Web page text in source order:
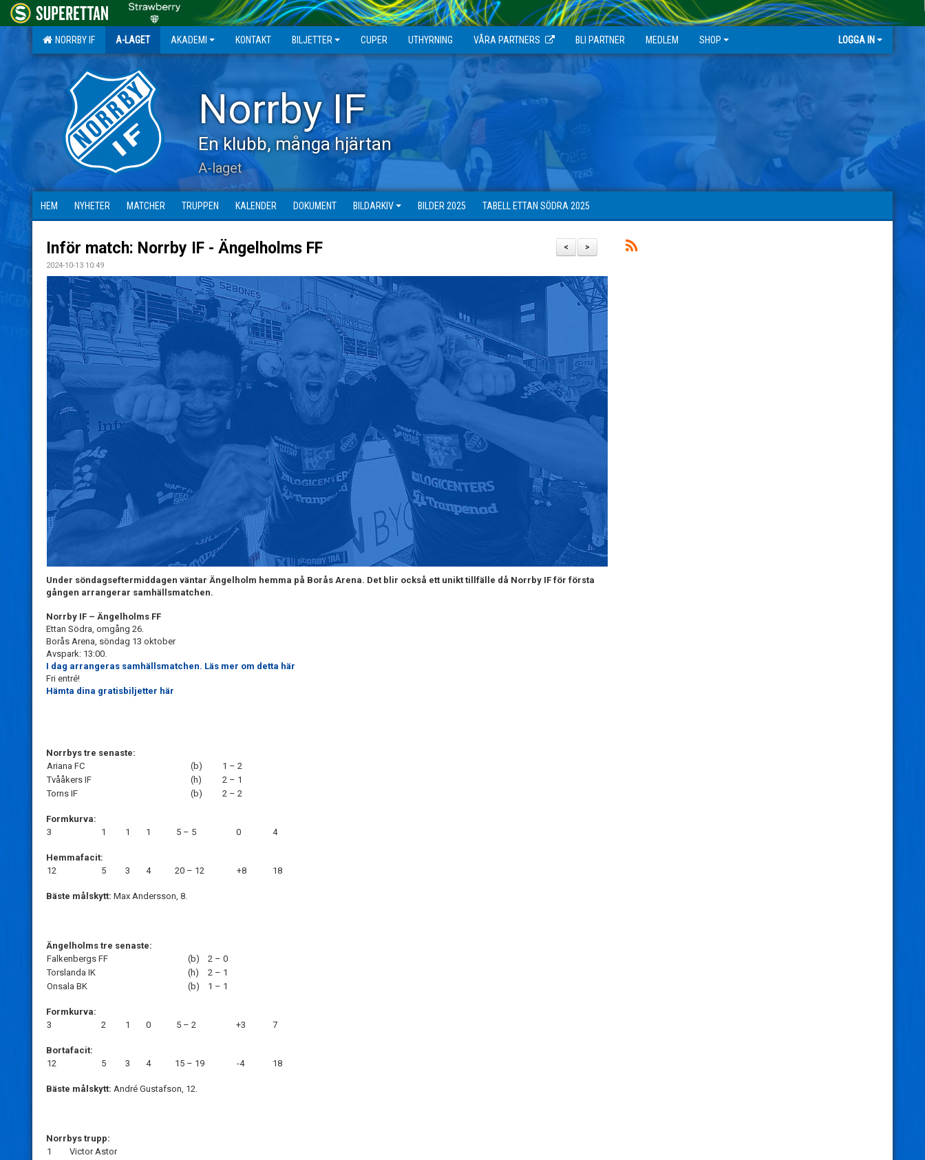
NORRBY IF A-LAGET AKADEMI KONTAKT BILJETTER CUPER UTHYRNING VÅRA PARTNERS BLI PARTNER MEDLEM SHOP LOGGA IN
Norrby IF
En klubb, många hjärtan
A-laget
HEM NYHETER MATCHER TRUPPEN KALENDER DOKUMENT BILDARKIV BILDER 2025 TABELL ETTAN SÖDRA 2025
>
<
Inför match: Norrby IF - Ängelholms FF
2024-10-13 10:49
Under söndagseftermiddagen väntar Ängelholm hemma på Borås Arena. Det blir också ett unikt tillfälle då Norrby IF för första
gången arrangerar samhällsmatchen.
Norrby IF – Ängelholms FF
Ettan Södra, omgång 26.
Borås Arena, söndag 13 oktober
Avspark: 13:00.
I dag arrangeras samhällsmatchen. Läs mer om detta här
Fri entré!
Hämta dina gratisbiljetter här
Norrbys tre senaste:
Ariana FC
(b)
1 – 2
Tvååkers IF
(h)
2 – 1
Torns IF
(b) 2 – 2
Formkurva:
3
1 1 1 5 – 5 0 4
Hemmafacit:
12
5 3 4 20 – 12 +8 18
Bäste målskytt: Max Andersson, 8.
Ängelholms tre senaste:
Falkenbergs FF
(b)
2 – 0
Torslanda IK
(h)
2 – 1
Onsala BK
(b) 1 – 1
Formkurva:
3
2 1 0 5 – 2 +3 7
Bortafacit:
12
5 3 4 15 – 19 -4 18
Bäste målskytt: André Gustafson, 12.
Norrbys trupp:
1
Victor Astor